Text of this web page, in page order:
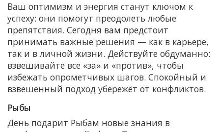
Ваш оптимизм и энергия станут ключом к
успеху: они помогут преодолеть любые
препятствия. Сегодня вам предстоит
принимать важные решения — как в карьере,
так и в личной жизни. Действуйте обдуманно:
взвешивайте все «за» и «против», чтобы
избежать опрометчивых шагов. Спокойный и
взвешенный подход убережёт от конфликтов.
Рыбы
День подарит Рыбам новые знания в